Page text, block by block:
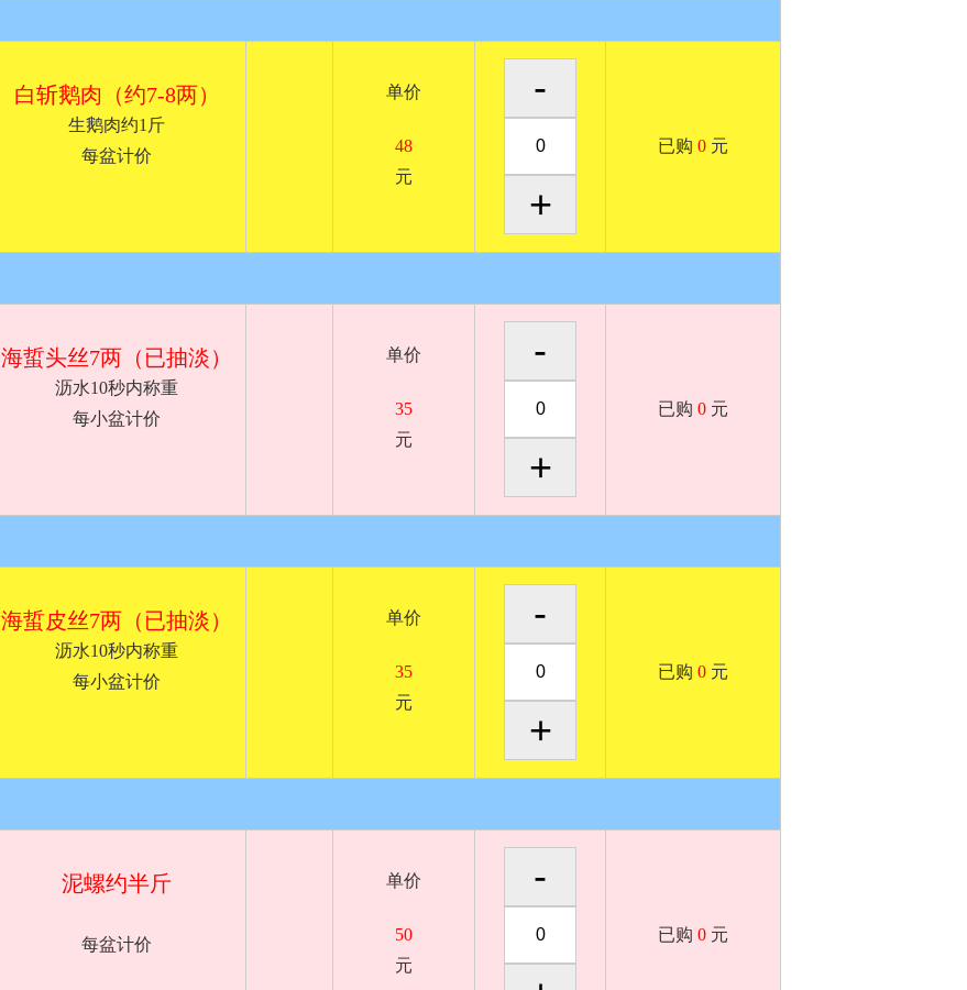
白斩鹅肉（约7-8两）
生鹅肉约1斤
每盆计价
单价
48
元
已购 0 元
海蜇头丝7两（已抽淡）
沥水10秒内称重
每小盆计价
单价
35
元
已购 0 元
海蜇皮丝7两（已抽淡）
沥水10秒内称重
每小盆计价
单价
35
元
已购 0 元
泥螺约半斤
每盆计价
单价
50
元
已购 0 元